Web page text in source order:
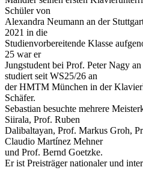
Schüler von
Alexandra Neumann an der
2021 in die
Studienvorbereitende Klasse
25 war er
Jungstudent bei Prof. Peter Nagy
studiert seit WS25/26 an
der HMTM München in der
Schäfer.
Sebastian besuchte mehrere
Siirala, Prof. Ruben
Dalibaltayan, Prof. Markus Groh,
Claudio Martínez Mehner
und Prof. Bernd Goetzke.
Er ist Preisträger nationaler und